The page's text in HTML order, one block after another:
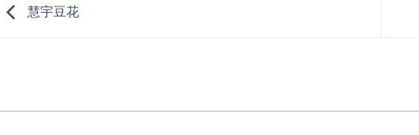
慧宇豆花